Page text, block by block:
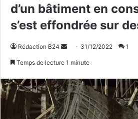
d’un bâtiment en
s’est effondrée sur
Rédaction B24
o
y
e
31/12/2022 1
Temps de lecture 1 minute